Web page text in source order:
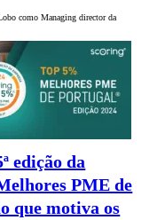
como Managing director da
edição da
PME de
que motiva os